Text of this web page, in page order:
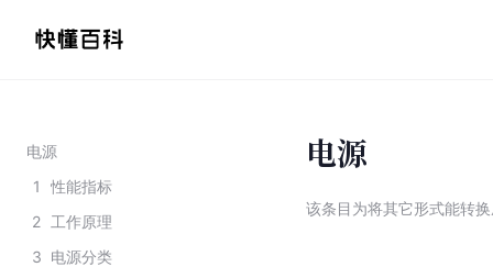
电源
1
性能指标
2 工作原理
3 电源分类
电源
该条目为将其它形式能转